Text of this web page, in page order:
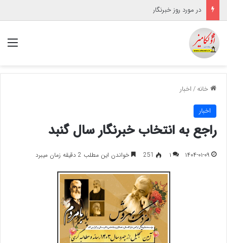
در مورد روز خبرنگار
خانه/اخبار
اخبار
راجع به انتخاب خبرنگار سال گنبد
۱۴۰۴-۰۱-۰۹ ۱ 251 خواندن این مطلب 2 دقیقه زمان میبرد